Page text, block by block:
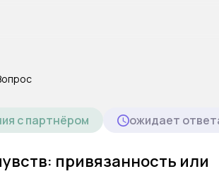
с партнёром ожидает
привязанность или